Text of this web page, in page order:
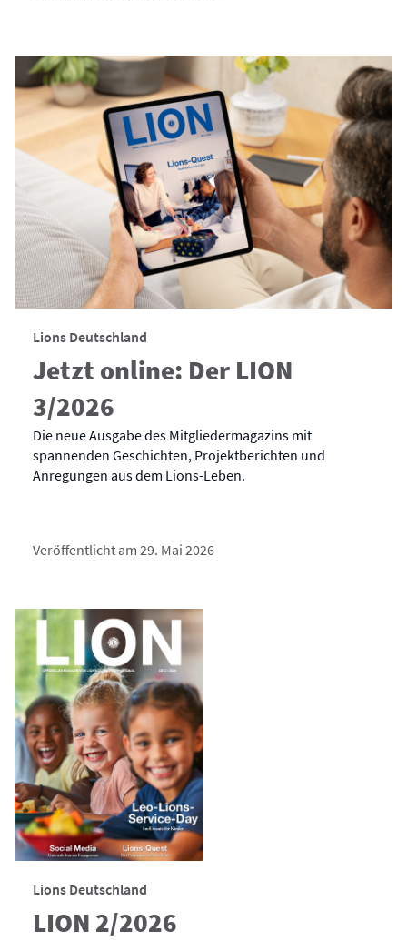
Lions Deutschland
Jetzt online: Der LION
3/2026
Die neue Ausgabe des Mitgliedermagazins mit
spannenden Geschichten, Projektberichten und
Anregungen aus dem Lions-Leben.
Veröffentlicht am 29. Mai 2026
Lions Deutschland
LION 2/2026